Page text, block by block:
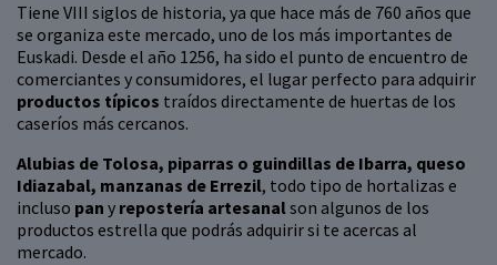
Tiene VIII siglos de historia, ya que hace más de 760 años que
se organiza este mercado, uno de los más importantes de
Euskadi. Desde el año 1256, ha sido el punto de encuentro de
comerciantes y consumidores, el lugar perfecto para adquirir
productos típicos traídos directamente de huertas de los
caseríos más cercanos.
Alubias de Tolosa, piparras o guindillas de Ibarra, queso
Idiazabal, manzanas de Errezil, todo tipo de hortalizas e
incluso pan y repostería artesanalson algunos de los
productos estrella que podrás adquirir si te acercas al
mercado.